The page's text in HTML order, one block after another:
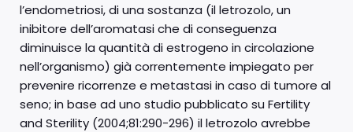
l’endometriosi, di una sostanza (il letrozolo, un
inibitore dell’aromatasi che di conseguenza
diminuisce la quantità di estrogeno in circolazione
nell’organismo) già correntemente impiegato per
prevenire ricorrenze e metastasi in caso di tumore al
seno; in base ad uno studio pubblicato su Fertility
and Sterility (2004;81:290-296) il letrozolo avrebbe